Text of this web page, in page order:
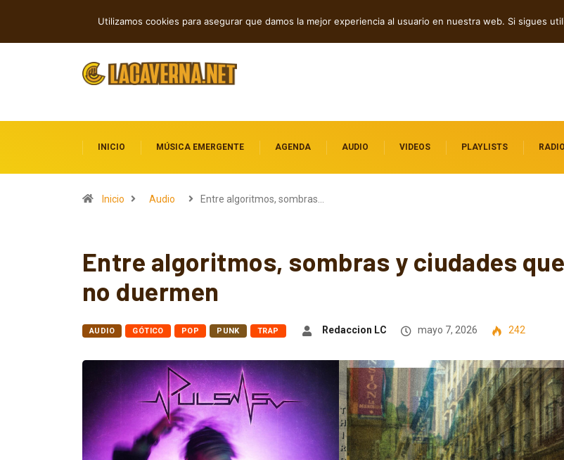
INICIO MÚSICA EMERGENTE AGENDA AUDIO VIDEOS PLAYLISTS RADIO
Inicio Audio Entre algoritmos, sombras…
Entre algoritmos, sombras y ciudades que
no duermen
AUDIO GÓTICO POP PUNK TRAP Redaccion LC mayo 7, 2026 242
Utilizamos cookies para asegurar que damos la mejor experiencia al usuario en nuestra web. Si sigues